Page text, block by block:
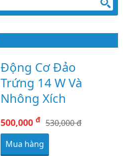
Động Cơ Đảo
Trứng 14 W Và
Nhông Xích
500,000đ 530,000 đ
Mua hàng